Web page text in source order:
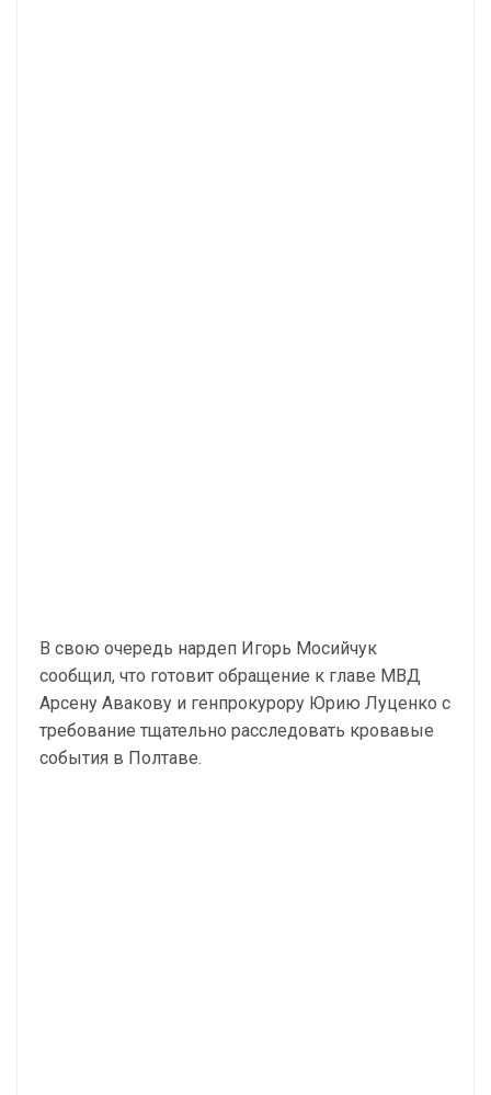
В свою очередь нардеп Игорь Мосийчук
сообщил, что готовит обращение к главе МВД
Арсену Авакову и генпрокурору Юрию Луценко с
требование тщательно расследовать кровавые
события в Полтаве.